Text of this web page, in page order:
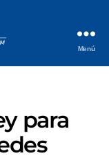
Menú
para